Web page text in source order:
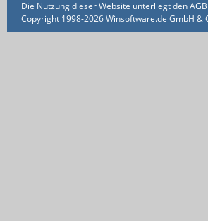
Die Nutzung dieser Website unterliegt den
Copyright 1998-2026 Winsoftware.de GmbH &